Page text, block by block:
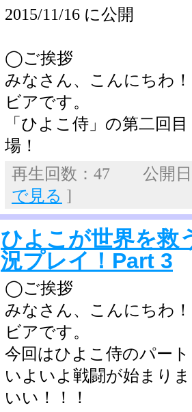
2015/11/16 に公開
◯ご挨拶
みなさん、こんにちわ！
ビアです。
「ひよこ侍」の第二回
場！
再生回数：47 公開
で見る ]
ひよこが世界を救
況プレイ！Part 3
◯ご挨拶
みなさん、こんにちわ！
ビアです。
今回はひよこ侍のパー
いよいよ戦闘が始まり
いい！！！